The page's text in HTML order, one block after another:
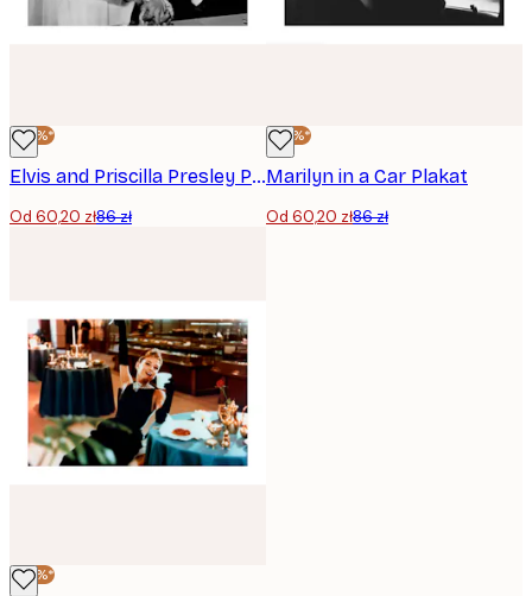
-30%*
Elvis and Priscilla Presley Plakat
Od 60,20 zł86 zł
-30%*
Marilyn in a Car Plakat
Od 60,20 zł86 zł
-30%*